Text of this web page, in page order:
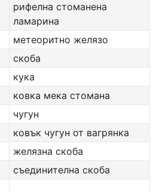
рифелна стоманена
ламарина
метеоритно желязо
скоба
кука
ковка мека стомана
чугун
ковък чугун от вагрянка
желязна скоба
съединителна скоба